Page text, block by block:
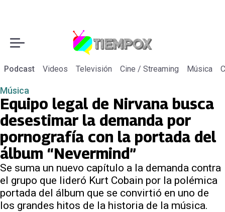
Podcast Videos Televisión Cine / Streaming Música
Música
Equipo legal de Nirvana busca
desestimar la demanda por
pornografía con la portada del
álbum “Nevermind”
Se suma un nuevo capítulo a la demanda contra
el grupo que lideró Kurt Cobain por la polémica
portada del álbum que se convirtió en uno de
los grandes hitos de la historia de la música.